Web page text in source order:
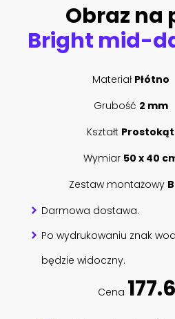
Obraz na
Materiał Płótno
Grubość 2 mm
Kształt Prostokąt
Wymiar 50 x 40
Zestaw montażowy
Darmowa dostawa.
Po wydrukowaniu znak
będzie widoczny.
Cena